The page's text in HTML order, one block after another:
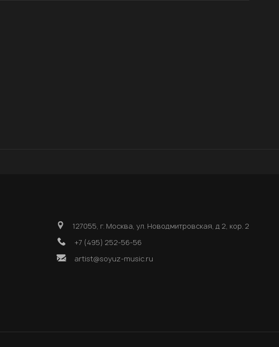
127055, г. Москва, ул. Новодмитровская, д 2, кор. 2
+7 (495) 252-56-56
artist@soyuz-music.ru